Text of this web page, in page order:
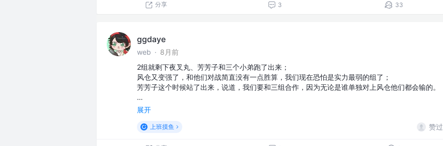
分享 3 33
ggdaye
web · 8月前
2组就剩下夜叉丸、芳芳子和三个小弟跑了出来；
风仓又变强了，和他们对战简直没有一点胜算，我们现在恐怕是实力最弱的组了；
芳芳子这个时候站了出来，说道，我们要和三组合作，因为无论是谁单独对上风仓他们都会输的。
…
展开
上班摸鱼 赞过